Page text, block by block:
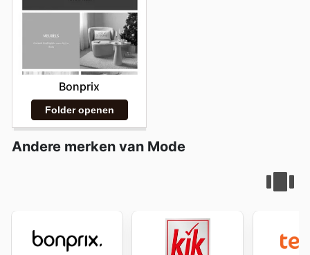
Bonprix
Folder openen
Andere merken van Mode